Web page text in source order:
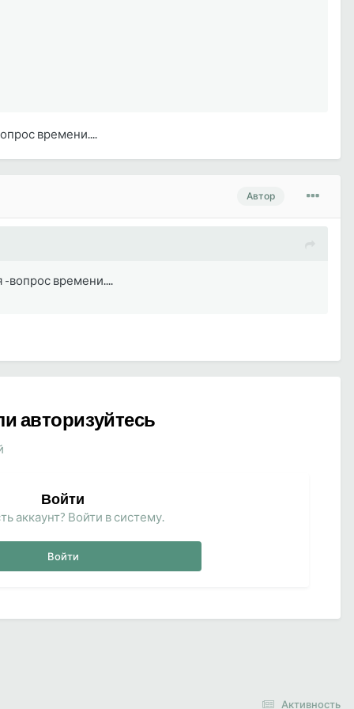
времени....
Автор
-вопрос времени....
авторизуйтесь
Войти
аккаунт? Войти в систему.
Войти
Активность